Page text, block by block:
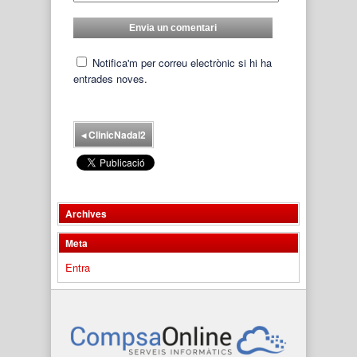
Notifica'm per correu electrònic si hi ha
entrades noves.
◂ClinicNadal2
Archives
Meta
Entra